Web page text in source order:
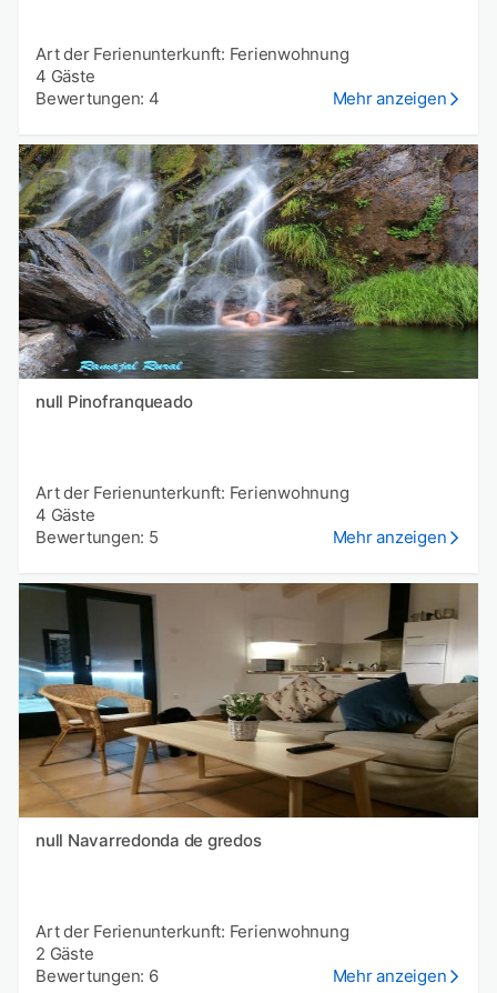
Art der Ferienunterkunft: Ferienwohnung
4 Gäste
Bewertungen: 4
Mehr anzeigen
null Pinofranqueado
Art der Ferienunterkunft: Ferienwohnung
4 Gäste
Bewertungen: 5
Mehr anzeigen
null Navarredonda de gredos
Art der Ferienunterkunft: Ferienwohnung
2 Gäste
Bewertungen: 6
Mehr anzeigen